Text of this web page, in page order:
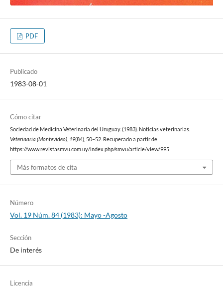
PDF
Publicado
1983-08-01
Cómo citar
Sociedad de Medicina Veterinaria del Uruguay. (1983). Noticias veterinarias.
Veterinaria (Montevideo), 19(84), 50–52. Recuperado a partir de
https://www.revistasmvu.com.uy/index.php/smvu/article/view/995
Más formatos de cita
Número
Vol. 19 Núm. 84 (1983): Mayo -Agosto
Sección
De interés
Licencia